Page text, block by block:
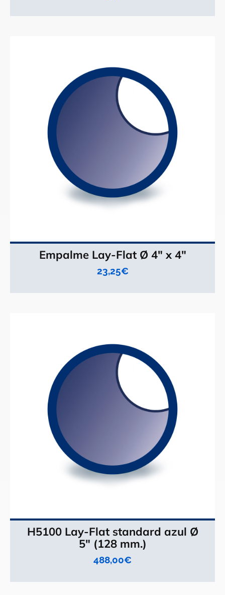
Empalme Lay-Flat Ø 4" x 4"
23,25€
H5100 Lay-Flat standard azul Ø
5" (128 mm.)
488,00€